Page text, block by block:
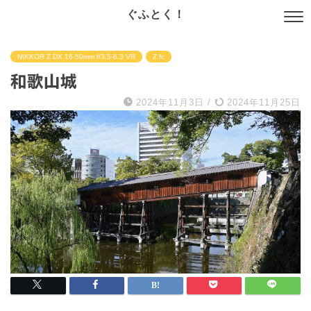
ぐふとく！
NIKKOR Z DX 16-50mm f/3.5-6.3 VR Z fc
和歌山城
2024年11月3日 / 2024年11月25日